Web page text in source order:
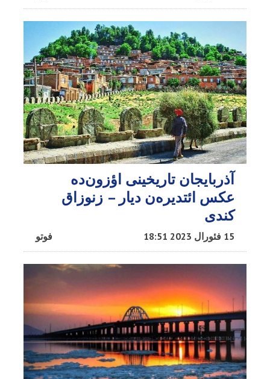
آذربایجان تاریخینی اؤزون‌ده
عکس ائتدیره‌ن دیار – زنوزاق
کندی
فوتو 15 فئورال 2023 18:51